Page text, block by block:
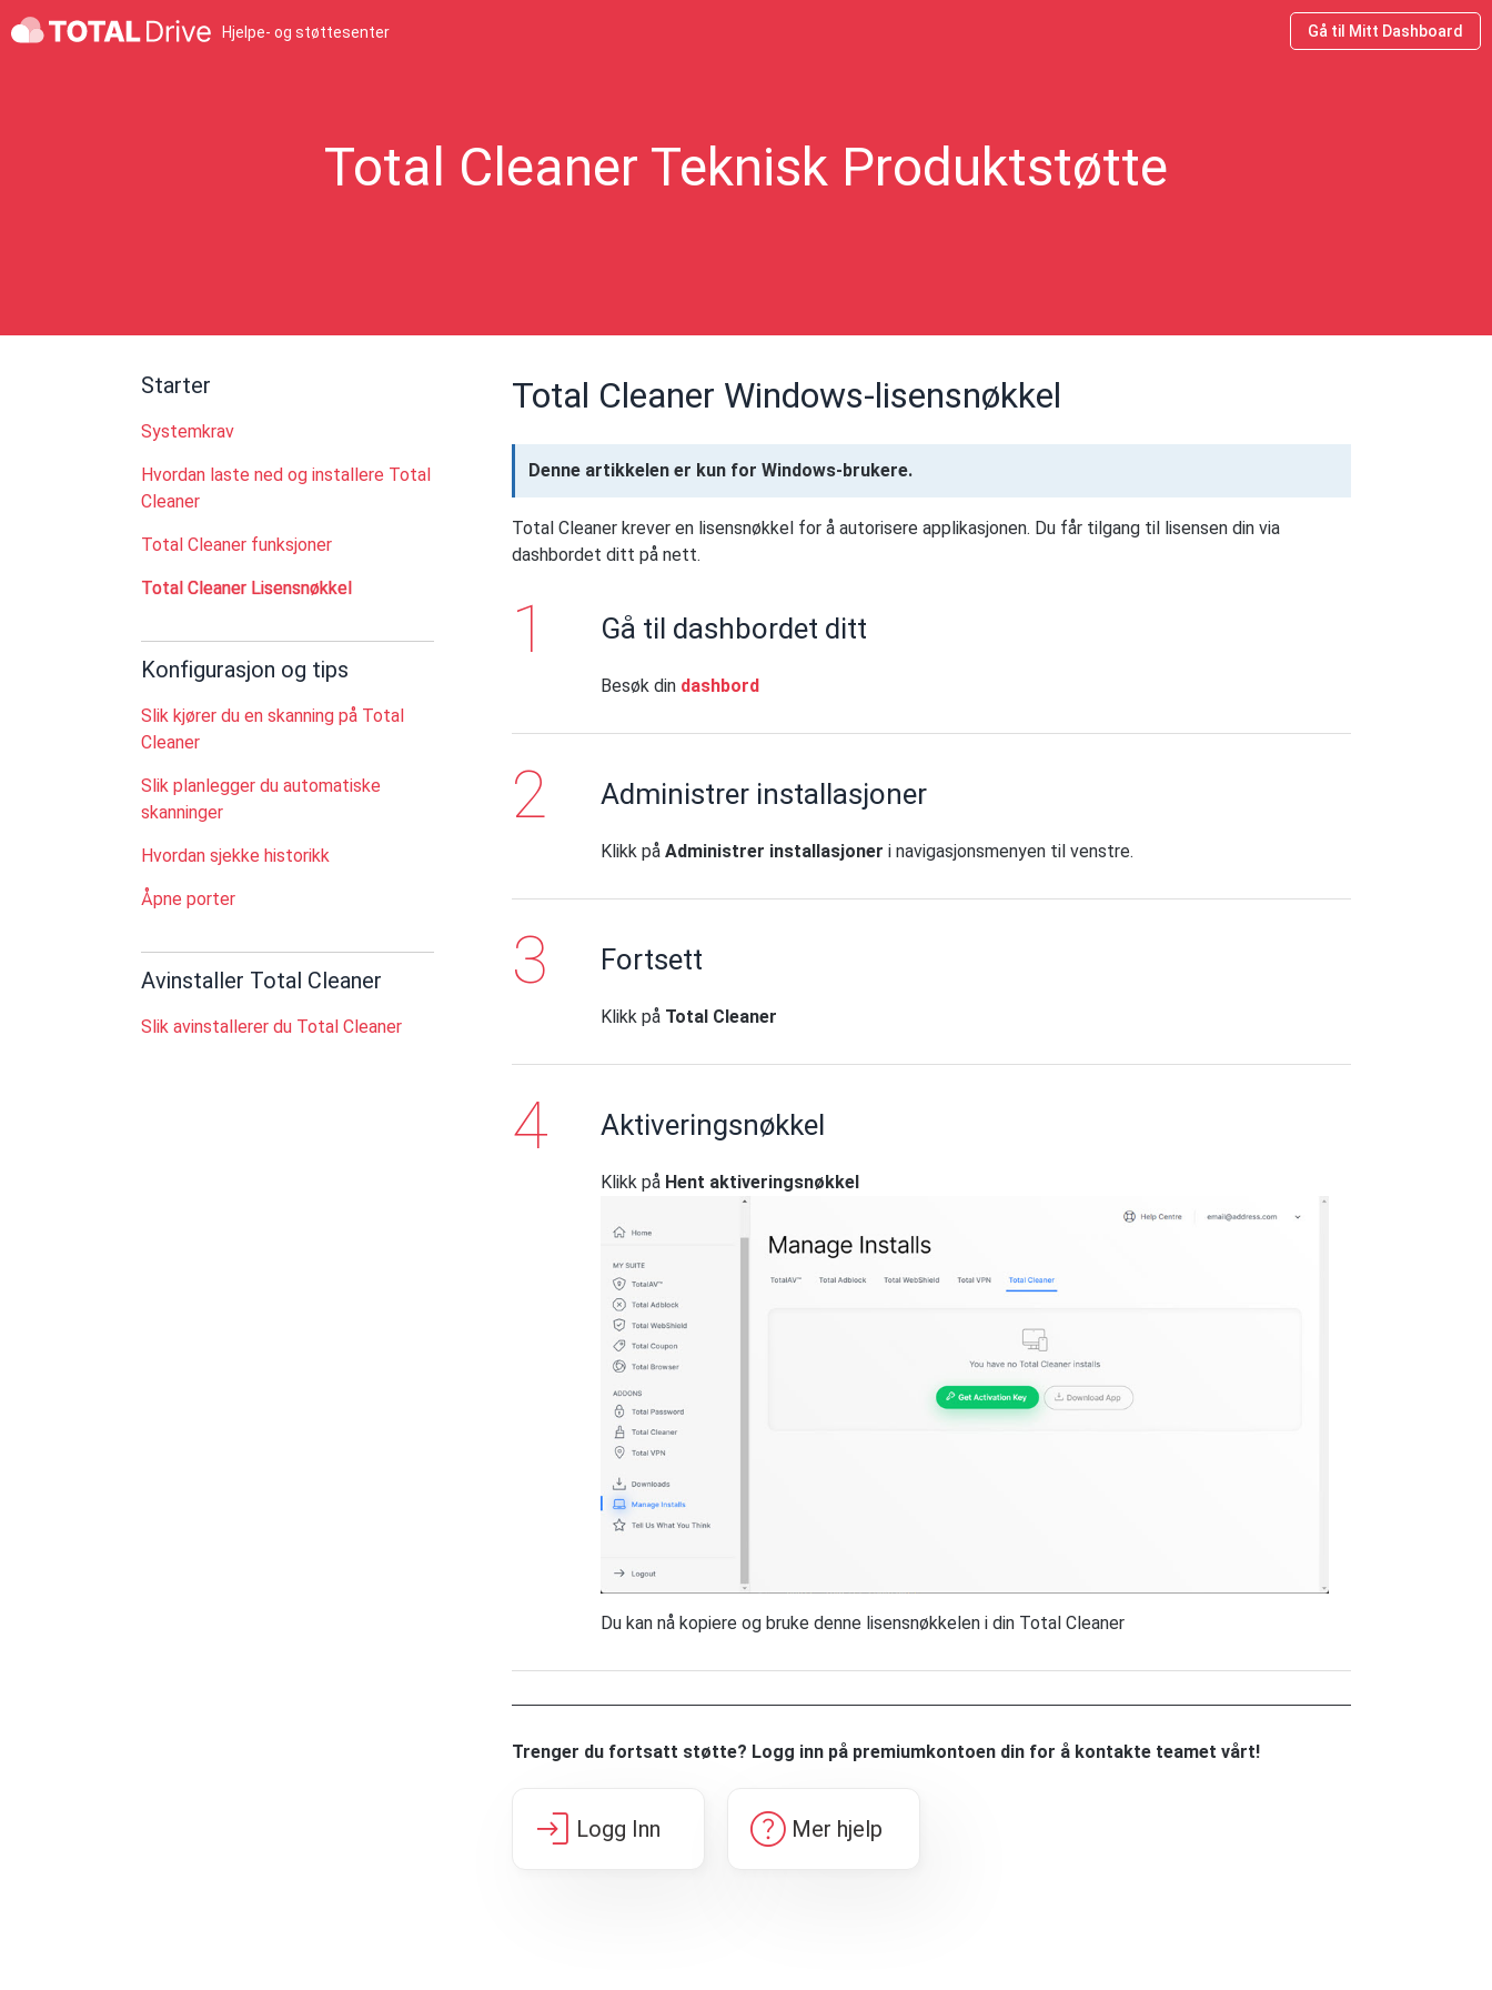
Hjelpe- og støttesenter Gå til Mitt Dashboard
Total Cleaner Teknisk Produktstøtte
Starter
Systemkrav
Hvordan laste ned og installere Total
Cleaner
Total Cleaner funksjoner
Total Cleaner Lisensnøkkel
Konfigurasjon og tips
Slik kjører du en skanning på Total
Cleaner
Slik planlegger du automatiske
skanninger
Hvordan sjekke historikk
Åpne porter
Avinstaller Total Cleaner
Slik avinstallerer du Total Cleaner
Total Cleaner Windows-lisensnøkkel
Denne artikkelen er kun for Windows-brukere.
Total Cleaner krever en lisensnøkkel for å autorisere applikasjonen. Du får tilgang til lisensen din via
dashbordet ditt på nett.
Gå til dashbordet ditt
Besøk din dashbord
Administrer installasjoner
Klikk påAdministrer installasjoner i navigasjonsmenyen til venstre.
Fortsett
Klikk på Total Cleaner
Aktiveringsnøkkel
Klikk på Hent aktiveringsnøkkel
Du kan nå kopiere og bruke denne lisensnøkkelen i din Total Cleaner
Trenger du fortsatt støtte? Logg inn på premiumkontoen din for å kontakte teamet vårt!
login Logg Inn help Mer hjelp